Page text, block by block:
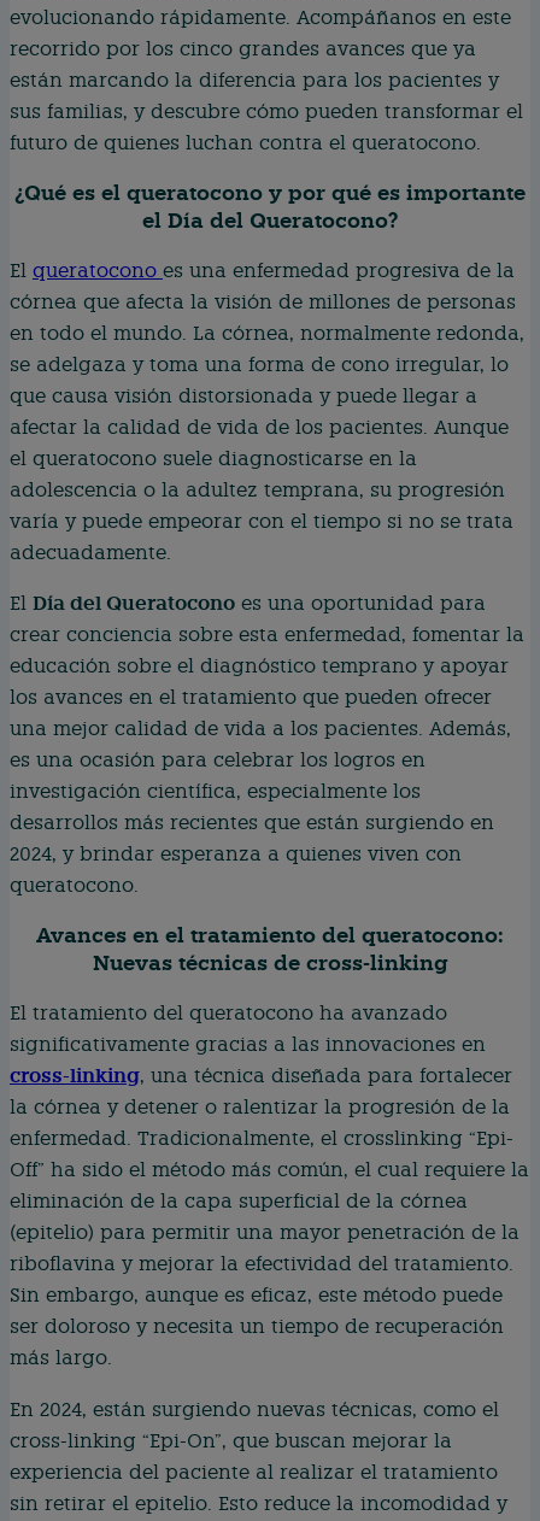
evolucionando rápidamente. Acompáñanos en este
recorrido por los cinco grandes avances que ya
están marcando la diferencia para los pacientes y
sus familias, y descubre cómo pueden transformar el
futuro de quienes luchan contra el queratocono.
¿Qué es el queratocono y por qué es importante
el Día del Queratocono?
El queratocono es una enfermedad progresiva de la
córnea que afecta la visión de millones de personas
en todo el mundo. La córnea, normalmente redonda,
se adelgaza y toma una forma de cono irregular, lo
que causa visión distorsionada y puede llegar a
afectar la calidad de vida de los pacientes. Aunque
el queratocono suele diagnosticarse en la
adolescencia o la adultez temprana, su progresión
varía y puede empeorar con el tiempo si no se trata
adecuadamente.
El Día del Queratocono es una oportunidad para
crear conciencia sobre esta enfermedad, fomentar la
educación sobre el diagnóstico temprano y apoyar
los avances en el tratamiento que pueden ofrecer
una mejor calidad de vida a los pacientes. Además,
es una ocasión para celebrar los logros en
investigación científica, especialmente los
desarrollos más recientes que están surgiendo en
2024, y brindar esperanza a quienes viven con
queratocono.
Avances en el tratamiento del queratocono:
Nuevas técnicas de cross-linking
El tratamiento del queratocono ha avanzado
significativamente gracias a las innovaciones en
cross-linking, una técnica diseñada para fortalecer
la córnea y detener o ralentizar la progresión de la
enfermedad. Tradicionalmente, el crosslinking “Epi-
Off” ha sido el método más común, el cual requiere la
eliminación de la capa superficial de la córnea
(epitelio) para permitir una mayor penetración de la
riboflavina y mejorar la efectividad del tratamiento.
Sin embargo, aunque es eficaz, este método puede
ser doloroso y necesita un tiempo de recuperación
más largo.
En 2024, están surgiendo nuevas técnicas, como el
cross-linking “Epi-On”, que buscan mejorar la
experiencia del paciente al realizar el tratamiento
sin retirar el epitelio. Esto reduce la incomodidad y